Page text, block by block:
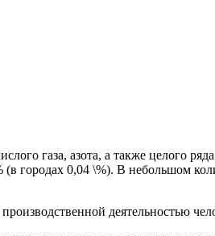
газа, азота, а также целого
городах 0,04 \%). В небольшом
деятельностью